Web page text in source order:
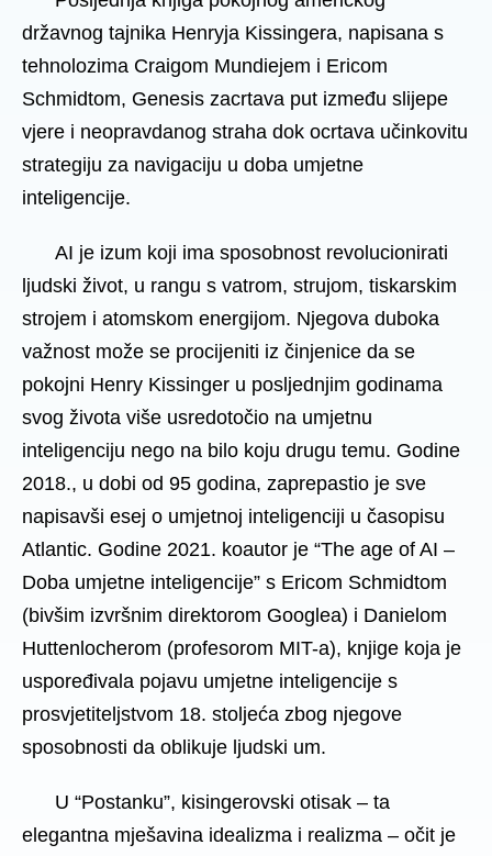
državnog tajnika Henryja Kissingera, napisana s
tehnolozima Craigom Mundiejem i Ericom
Schmidtom, Genesis zacrtava put između slijepe
vjere i neopravdanog straha dok ocrtava učinkovitu
strategiju za navigaciju u doba umjetne
inteligencije.
AI je izum koji ima sposobnost revolucionirati
ljudski život, u rangu s vatrom, strujom, tiskarskim
strojem i atomskom energijom. Njegova duboka
važnost može se procijeniti iz činjenice da se
pokojni Henry Kissinger u posljednjim godinama
svog života više usredotočio na umjetnu
inteligenciju nego na bilo koju drugu temu. Godine
2018., u dobi od 95 godina, zaprepastio je sve
napisavši esej o umjetnoj inteligenciji u časopisu
Atlantic. Godine 2021. koautor je “The age of AI –
Doba umjetne inteligencije” s Ericom Schmidtom
(bivšim izvršnim direktorom Googlea) i Danielom
Huttenlocherom (profesorom MIT-a), knjige koja je
uspoređivala pojavu umjetne inteligencije s
prosvjetiteljstvom 18. stoljeća zbog njegove
sposobnosti da oblikuje ljudski um.
U “Postanku”, kisingerovski otisak – ta
elegantna mješavina idealizma i realizma – očit je